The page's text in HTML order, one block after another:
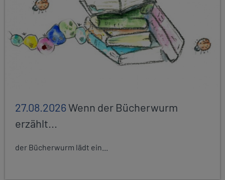
27.08.2026Wenn der Bücherwurm
erzählt...
der Bücherwurm lädt ein...